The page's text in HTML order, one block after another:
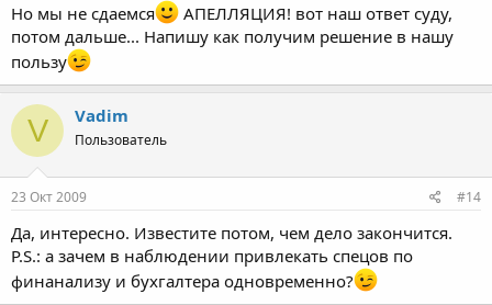
Но мы не сдаемся
АПЕЛЛЯЦИЯ! вот наш ответ суду,
потом дальше... Напишу как получим решение в нашу
пользу
V Vadim
Пользователь
23 Окт 2009 #14
Да, интересно. Известите потом, чем дело закончится.
P.S.: а зачем в наблюдении привлекать спецов по
финанализу и бухгалтера одновременно?